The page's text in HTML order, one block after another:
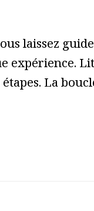
laissez
expérience.
La